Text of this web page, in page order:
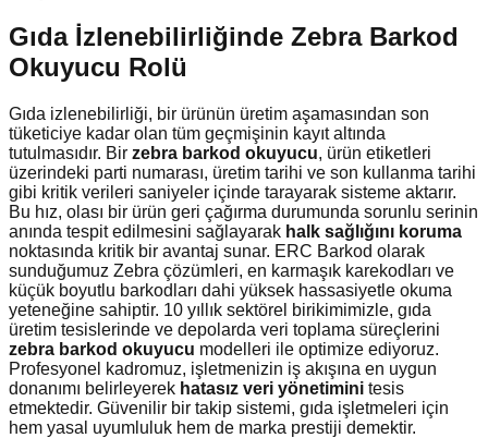
Gıda İzlenebilirliğinde Zebra Barkod
Okuyucu Rolü
Gıda izlenebilirliği, bir ürünün üretim aşamasından son
tüketiciye kadar olan tüm geçmişinin kayıt altında
tutulmasıdır. Bir zebra barkod okuyucu, ürün etiketleri
üzerindeki parti numarası, üretim tarihi ve son kullanma tarihi
gibi kritik verileri saniyeler içinde tarayarak sisteme aktarır.
Bu hız, olası bir ürün geri çağırma durumunda sorunlu serinin
anında tespit edilmesini sağlayarak halk sağlığını koruma
noktasında kritik bir avantaj sunar. ERC Barkod olarak
sunduğumuz Zebra çözümleri, en karmaşık karekodları ve
küçük boyutlu barkodları dahi yüksek hassasiyetle okuma
yeteneğine sahiptir. 10 yıllık sektörel birikimimizle, gıda
üretim tesislerinde ve depolarda veri toplama süreçlerini
zebra barkod okuyucu modelleri ile optimize ediyoruz.
Profesyonel kadromuz, işletmenizin iş akışına en uygun
donanımı belirleyerek hatasız veri yönetimini tesis
etmektedir. Güvenilir bir takip sistemi, gıda işletmeleri için
hem yasal uyumluluk hem de marka prestiji demektir.